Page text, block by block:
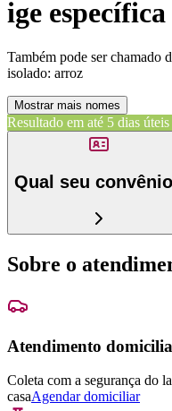
ige
Também pode ser chamado
isolado: arroz
Mostrar mais nomes
Resultado em até 5 dias úteis
Qual seu
Sobre o
Atendimento
Coleta com a segurança do
casaAgendar domiciliar